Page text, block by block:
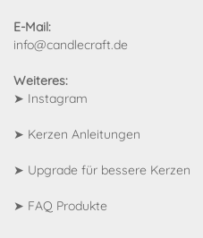
E-Mail:
info@candlecraft.de
Weiteres:
➤ Instagram
➤ Kerzen Anleitungen
➤ Upgrade für bessere Kerzen
➤ FAQ Produkte